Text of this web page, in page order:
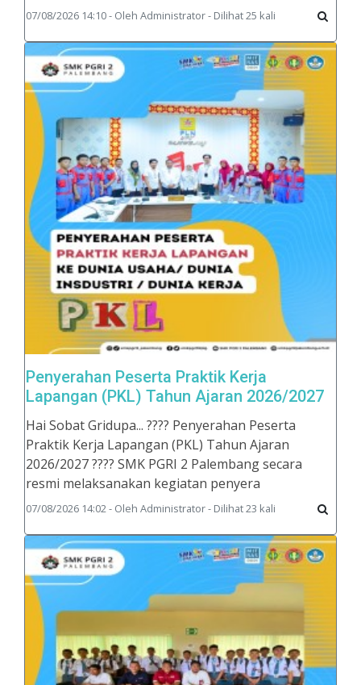
07/08/2026 14:10 - Oleh Administrator - Dilihat 25 kali
Penyerahan Peserta Praktik Kerja
Lapangan (PKL) Tahun Ajaran 2026/2027
Hai Sobat Gridupa... ???? Penyerahan Peserta
Praktik Kerja Lapangan (PKL) Tahun Ajaran
2026/2027 ???? SMK PGRI 2 Palembang secara
resmi melaksanakan kegiatan penyera
07/08/2026 14:02 - Oleh Administrator - Dilihat 23 kali